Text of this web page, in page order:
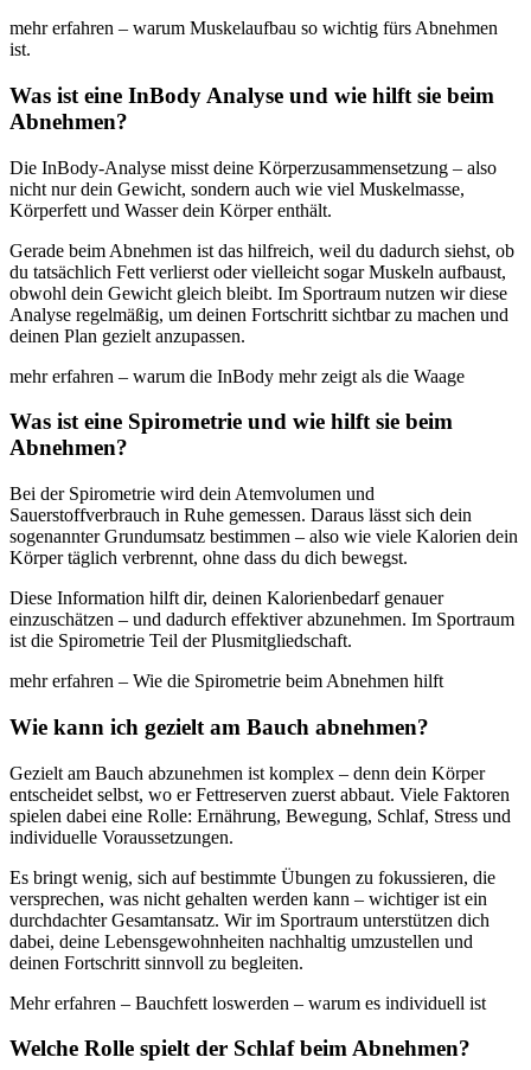
mehr erfahren – warum Muskelaufbau so wichtig fürs Abnehmen
ist.
Was ist eine InBody Analyse und wie hilft sie beim
Abnehmen?
Die InBody-Analyse misst deine Körperzusammensetzung – also
nicht nur dein Gewicht, sondern auch wie viel Muskelmasse,
Körperfett und Wasser dein Körper enthält.
Gerade beim Abnehmen ist das hilfreich, weil du dadurch siehst, ob
du tatsächlich Fett verlierst oder vielleicht sogar Muskeln aufbaust,
obwohl dein Gewicht gleich bleibt. Im Sportraum nutzen wir diese
Analyse regelmäßig, um deinen Fortschritt sichtbar zu machen und
deinen Plan gezielt anzupassen.
mehr erfahren – warum die InBody mehr zeigt als die Waage
Was ist eine Spirometrie und wie hilft sie beim
Abnehmen?
Bei der Spirometrie wird dein Atemvolumen und
Sauerstoffverbrauch in Ruhe gemessen. Daraus lässt sich dein
sogenannter Grundumsatz bestimmen – also wie viele Kalorien dein
Körper täglich verbrennt, ohne dass du dich bewegst.
Diese Information hilft dir, deinen Kalorienbedarf genauer
einzuschätzen – und dadurch effektiver abzunehmen. Im Sportraum
ist die Spirometrie Teil der Plusmitgliedschaft.
mehr erfahren – Wie die Spirometrie beim Abnehmen hilft
Wie kann ich gezielt am Bauch abnehmen?
Gezielt am Bauch abzunehmen ist komplex – denn dein Körper
entscheidet selbst, wo er Fettreserven zuerst abbaut. Viele Faktoren
spielen dabei eine Rolle: Ernährung, Bewegung, Schlaf, Stress und
individuelle Voraussetzungen.
Es bringt wenig, sich auf bestimmte Übungen zu fokussieren, die
versprechen, was nicht gehalten werden kann – wichtiger ist ein
durchdachter Gesamtansatz. Wir im Sportraum unterstützen dich
dabei, deine Lebensgewohnheiten nachhaltig umzustellen und
deinen Fortschritt sinnvoll zu begleiten.
Mehr erfahren – Bauchfett loswerden – warum es individuell ist
Welche Rolle spielt der Schlaf beim Abnehmen?